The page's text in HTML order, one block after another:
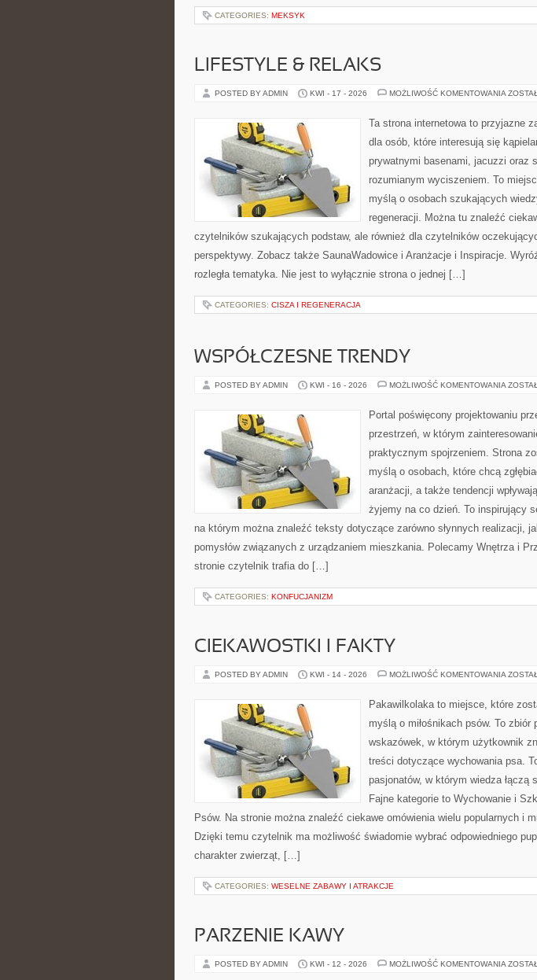
CATEGORIES: MEKSYK
LIFESTYLE & RELAKS
POSTED BY ADMIN KWI - 17 - 2026 MOŻLIWOŚĆ KOMENTOWANIA
Ta strona internetowa to przyjazne
dla osób, które interesują się
prywatnymi basenami, jacuzzi oraz
rozumianym wyciszeniem. To
myślą o osobach szukających
regeneracji. Można tu znaleźć
czytelników szukających podstaw, ale również dla czytelników
perspektywy. Zobacz także SaunaWadowice i Aranżacje i Inspiracje.
rozległa tematyka. Nie jest to wyłącznie strona o jednej […]
CATEGORIES: CISZA I REGENERACJA
WSPÓŁCZESNE TRENDY
POSTED BY ADMIN KWI - 16 - 2026 MOŻLIWOŚĆ KOMENTOWANIA
Portal poświęcony projektowaniu
przestrzeń, w którym
praktycznym spojrzeniem. Strona
myślą o osobach, które chcą
aranżacji, a także tendencji
żyjemy na co dzień. To inspirujący
na którym można znaleźć teksty dotyczące zarówno słynnych realizacji,
pomysłów związanych z urządzaniem mieszkania. Polecamy Wnętrza i
stronie czytelnik trafia do […]
CATEGORIES: KONFUCJANIZM
CIEKAWOSTKI I FAKTY
POSTED BY ADMIN KWI - 14 - 2026 MOŻLIWOŚĆ KOMENTOWANIA
Pakawilkolaka to miejsce, które
myślą o miłośnikach psów. To zbiór
wskazówek, w którym użytkownik
treści dotyczące wychowania psa.
pasjonatów, w którym wiedza łączą
Fajne kategorie to Wychowanie i
Psów. Na stronie można znaleźć ciekawe omówienia wielu popularnych i
Dzięki temu czytelnik ma możliwość świadomie wybrać odpowiedniego
charakter zwierząt, […]
CATEGORIES: WESELNE ZABAWY I ATRAKCJE
PARZENIE KAWY
POSTED BY ADMIN KWI - 12 - 2026 MOŻLIWOŚĆ KOMENTOWANIA